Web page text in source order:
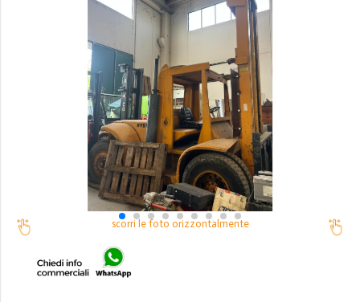
scorri le foto orizzontalmente